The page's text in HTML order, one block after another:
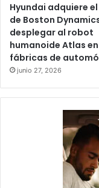
Hyundai adquiere el
de Boston
desplegar al robot
humanoide Atlas en
fábricas de
junio 27, 2026